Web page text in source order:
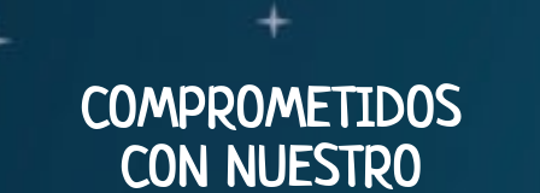
COMPROMETIDOS
CON NUESTRO